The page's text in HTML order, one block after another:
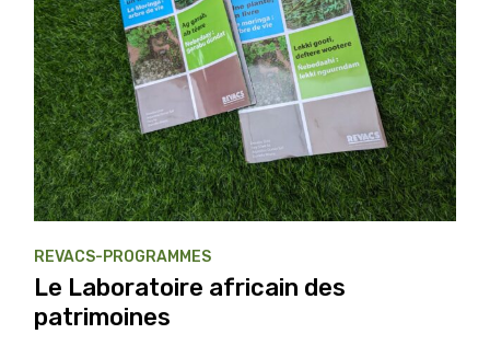
REVACS-PROGRAMMES
Le Laboratoire africain des
patrimoines